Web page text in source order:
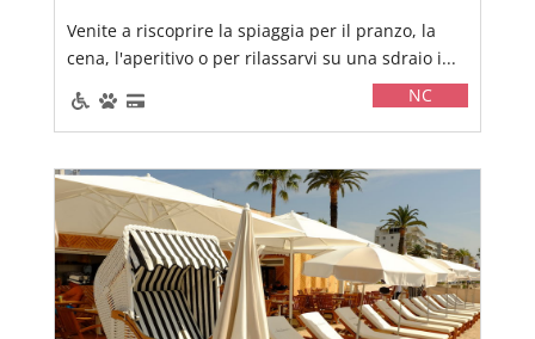
Venite a riscoprire la spiaggia per il pranzo, la
cena, l'aperitivo o per rilassarvi su una sdraio i...
NC